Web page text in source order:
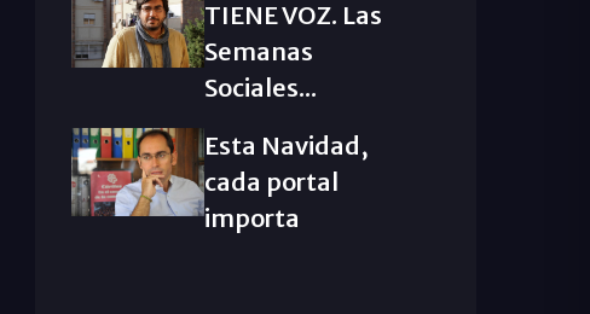
TIENE VOZ. Las
Semanas
Sociales...
Esta Navidad,
cada portal
importa